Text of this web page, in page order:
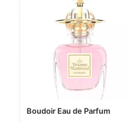
Boudoir Eau de Parfum